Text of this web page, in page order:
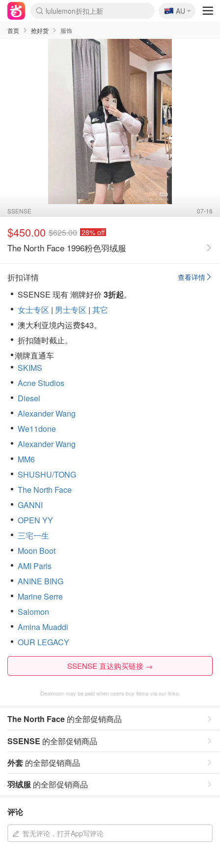
lululemon折扣上新
Sasa美妆护肤3.5折
SSENSE年中2.5折
FreshBeauty好价汇总
Cettire降价+叠9折
WWS Coles超市实拍
viagogo二手票捡漏
Myer折扣汇总
The Outnet奢牌1折起
David Jones 3折起
Flannels大牌1折
Perfumes Club护肤1折
AMIRO面罩$251
Amazon折扣汇总
eToro入金$200送$50
Amazon数码好物
ICONIC本周7.5折
ThedoubleF高奢地板价
Moose Knuckles 6折
EUFY摄像头$98
Selenichast首饰2折
Trip机票酒店促销
YSL送5件彩妆礼
Amazon家居好物
Amazon美妆护肤
雅漾大喷$8
过敏原检测盒$33
科颜氏高保湿面霜$29
SEALIFE海洋馆门票6折
丝塔芙大白罐$16
订阅Newsletter送香薰
Cult Beauty 6.8折
Harrods圣诞日历$525
LN-CC奢牌私促3折
d'Alba空姐喷雾$16
EVE LOM套装£56
Bernardelli独家4折
Adore Beauty 6折起
CT圣诞日历
Mytheresa奢品2.7折
Luxury Escapes 9折
Currentbody美容仪$881
MOON Garden Live
Roborock扫地机$649
Valentino官网5折
CR洗护套装$23
修丽可4件套$159
GANNI官网4.5折
Stylevana韩妆4折
Tessabit高奢8.5折
OGX洗发水$11
Amazon阿德莱德次日达
卡诗8.5折+赠礼
Philips Hue灯具8折
La Mer送8件礼值$529
🇦🇺
AU
首页 抢好货 服饰
SSENSE 07-16
$450.00 $625.00 28% off
The North Face 1996粉色羽绒服
查看详情
折扣详情
SSENSE 现有 潮牌好价 3折起。
女士专区 | 男士专区 | 其它
澳大利亚境内运费$43。
折扣随时截止。
潮牌直通车
SKIMS
Acne Studios
Diesel
Alexander Wang
We11done
Alexander Wang
MM6
SHUSHU/TONG
The North Face
GANNI
OPEN YY
三宅一生
Moon Boot
AMI Paris
ANINE BING
Marine Serre
Salomon
Amina Muaddi
OUR LEGACY
SSENSE 直达购买链接 →
Dealmoon may be paid when users buy items via our links.
The North Face 的全部促销商品
SSENSE 的全部促销商品
外套 的全部促销商品
羽绒服 的全部促销商品
评论
暂无评论，打开App写评论